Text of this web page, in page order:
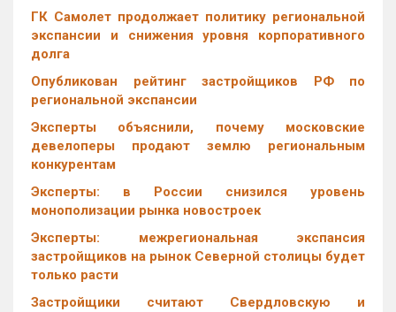
ГК Самолет продолжает политику региональной
экспансии и снижения уровня корпоративного
долга
Опубликован рейтинг застройщиков РФ по
региональной экспансии
Эксперты объяснили, почему московские
девелоперы продают землю региональным
конкурентам
Эксперты: в России снизился уровень
монополизации рынка новостроек
Эксперты: межрегиональная экспансия
застройщиков на рынок Северной столицы будет
только расти
Застройщики считают Свердловскую и